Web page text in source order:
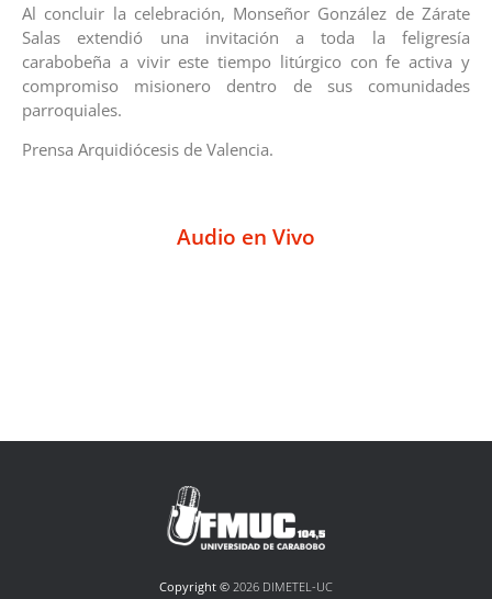
Al concluir la celebración, Monseñor González de Zárate
Salas extendió una invitación a toda la feligresía
carabobeña a vivir este tiempo litúrgico con fe activa y
compromiso misionero dentro de sus comunidades
parroquiales.
Prensa Arquidiócesis de Valencia.
Audio en Vivo
Copyright © 2026 DIMETEL-UC